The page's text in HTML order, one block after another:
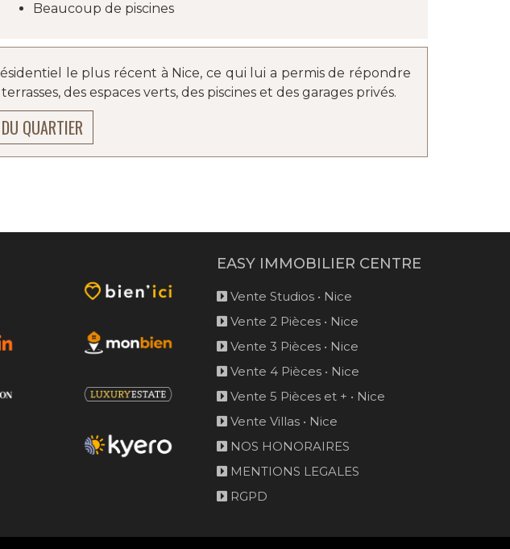
Beaucoup de piscines
le plus récent à Nice, ce qui lui a permis de répondre
des espaces verts, des piscines et des garages privés.
QUARTIER
EASY IMMOBILIER CENTRE
Vente Studios • Nice
Vente 2 Pièces • Nice
Vente 3 Pièces • Nice
Vente 4 Pièces • Nice
Vente 5 Pièces et + • Nice
Vente Villas • Nice
NOS HONORAIRES
MENTIONS LEGALES
RGPD